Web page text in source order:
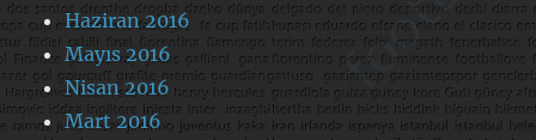
Haziran 2016
Mayıs 2016
Nisan 2016
Mart 2016